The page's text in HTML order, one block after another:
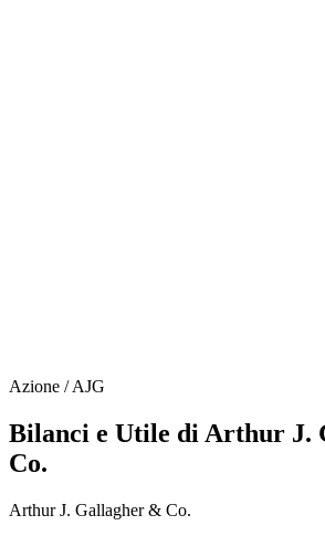
Azione / AJG
Bilanci e Utile di Arthur J.
Co.
Arthur J. Gallagher & Co.